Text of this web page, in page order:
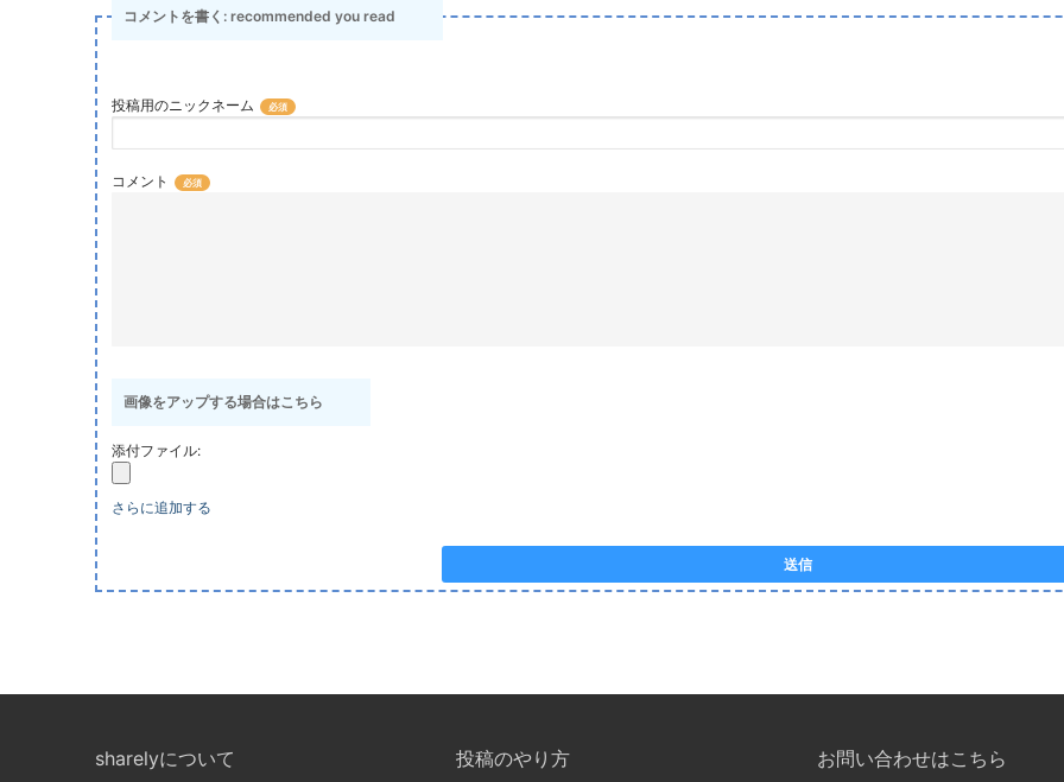
コメントを書く: recommended you read
投稿用のニックネーム
コメント
画像をアップする場合はこちら
添付ファイル:
さらに追加する
送信
sharelyについて 投稿のやり方 お問い合わせはこちら